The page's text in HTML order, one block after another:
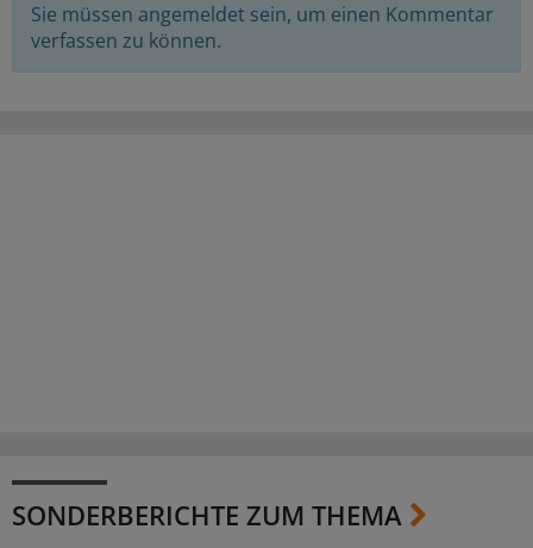
Sie müssen angemeldet sein, um einen Kommentar
verfassen zu können.
SONDERBERICHTE ZUM THEMA